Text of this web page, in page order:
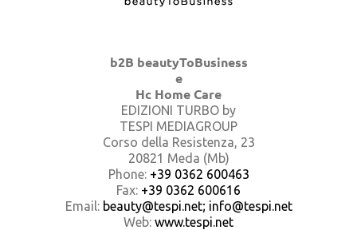
b2B beautyToBusiness
e
Hc Home Care
EDIZIONI TURBO by
TESPI MEDIAGROUP
Corso della Resistenza, 23
20821 Meda (Mb)
Phone: +39 0362 600463
Fax: +39 0362 600616
Email: beauty@tespi.net; info@tespi.net
Web: www.tespi.net